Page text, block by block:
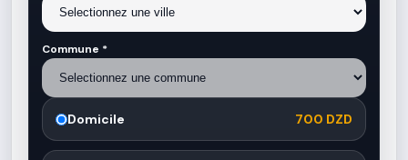
Commune *
Domicile 700 DZD